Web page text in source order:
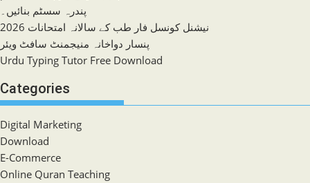
پندرہ سسٹم بنائیں۔
نیشنل کونسل فار طب کے سالانہ امتحانات 2026
پنسار دواخانہ منیجمنٹ سافٹ ویئر
Urdu Typing Tutor Free Download
Categories
Digital Marketing
Download
E-Commerce
Online Quran Teaching